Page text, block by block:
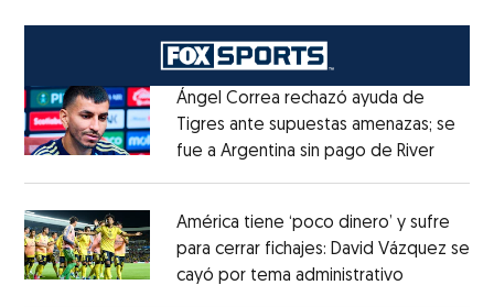
Ángel Correa rechazó ayuda de
Tigres ante supuestas amenazas; se
fue a Argentina sin pago de RiverOpens
América tiene ‘poco dinero’ y sufre
para cerrar fichajes: David Vázquez se
cayó por tema administrativo